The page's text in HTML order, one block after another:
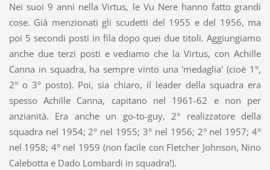
Nei suoi 9 anni nella Virtus, le Vu Nere hanno fatto grandi
cose. Già menzionati gli scudetti del 1955 e del 1956, ma
poi 5 secondi posti in fila dopo quei due titoli. Aggiungiamo
anche due terzi posti e vediamo che la Virtus, con Achille
Canna in squadra, ha sempre vinto una 'medaglia' (cioè 1°,
2° o 3° posto). Poi, sia chiaro, il leader della squadra era
spesso Achille Canna, capitano nel 1961-62 e non per
anzianità. Era anche un go-to-guy, 2° realizzatore della
squadra nel 1954; 2° nel 1955; 3° nel 1956; 2° nel 1957; 4°
nel 1958; 4° nel 1959 (non facile con Fletcher Johnson, Nino
Calebotta e Dado Lombardi in squadra!).